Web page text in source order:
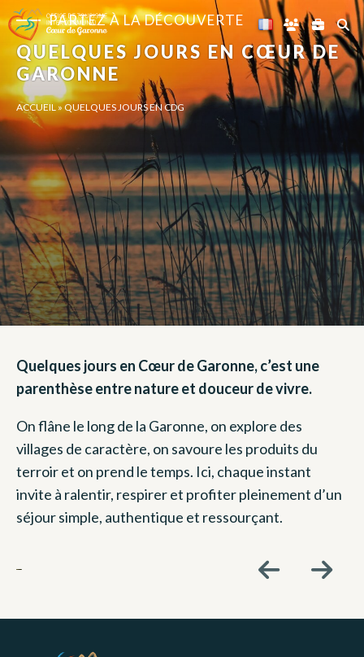
QUELQUES JOURS EN CŒUR DE
GARONNE
PARTEZ À LA DÉCOUVERTE
ACCUEIL» QUELQUES JOURS EN CDG
Quelques jours en Cœur de Garonne, c’est une
parenthèse entre nature et douceur de vivre.
On flâne le long de la Garonne, on explore des
villages de caractère, on savoure les produits du
terroir et on prend le temps. Ici, chaque instant
invite à ralentir, respirer et profiter pleinement d’un
séjour simple, authentique et ressourçant.
Panneau de gestion des cookies